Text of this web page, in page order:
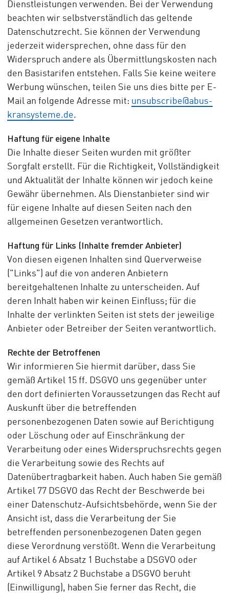
Dienstleistungen verwenden. Bei der Verwendung
beachten wir selbstverständlich das geltende
Datenschutzrecht. Sie können der Verwendung
jederzeit widersprechen, ohne dass für den
Widerspruch andere als Übermittlungskosten nach
den Basistarifen entstehen. Falls Sie keine weitere
Werbung wünschen, teilen Sie uns dies bitte per E-
Mail an folgende Adresse mit: unsubscribe@abus-
kransysteme.de.
Haftung für eigene Inhalte
Die Inhalte dieser Seiten wurden mit größter
Sorgfalt erstellt. Für die Richtigkeit, Vollständigkeit
und Aktualität der Inhalte können wir jedoch keine
Gewähr übernehmen. Als Dienstanbieter sind wir
für eigene Inhalte auf diesen Seiten nach den
allgemeinen Gesetzen verantwortlich.
Haftung für Links (Inhalte fremder Anbieter)
Von diesen eigenen Inhalten sind Querverweise
("Links") auf die von anderen Anbietern
bereitgehaltenen Inhalte zu unterscheiden. Auf
deren Inhalt haben wir keinen Einfluss; für die
Inhalte der verlinkten Seiten ist stets der jeweilige
Anbieter oder Betreiber der Seiten verantwortlich.
Rechte der Betroffenen
Wir informieren Sie hiermit darüber, dass Sie
gemäß Artikel 15 ff. DSGVO uns gegenüber unter
den dort definierten Voraussetzungen das Recht auf
Auskunft über die betreffenden
personenbezogenen Daten sowie auf Berichtigung
oder Löschung oder auf Einschränkung der
Verarbeitung oder eines Widerspruchsrechts gegen
die Verarbeitung sowie des Rechts auf
Datenübertragbarkeit haben. Auch haben Sie gemäß
Artikel 77 DSGVO das Recht der Beschwerde bei
einer Datenschutz-Aufsichtsbehörde, wenn Sie der
Ansicht ist, dass die Verarbeitung der Sie
betreffenden personenbezogenen Daten gegen
diese Verordnung verstößt. Wenn die Verarbeitung
auf Artikel 6 Absatz 1 Buchstabe a DSGVO oder
Artikel 9 Absatz 2 Buchstabe a DSGVO beruht
(Einwilligung), haben Sie ferner das Recht, die